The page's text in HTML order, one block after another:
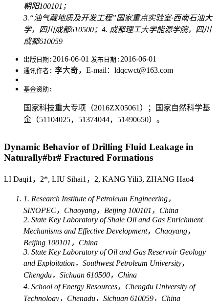
朝阳100101；
3.“油气藏地质及开发工程”国家重点实验室·西南石油大
学，四川成都610500；4. 成都理工大学能源学院，四川
成都610059
出版日期: 2016-06-01 发布日期: 2016-06-01
通讯作者: 李大奇，E-mail：ldqcwct@163.com
基金资助:
国家科技重大专项（2016ZX05061）；国家自然科学基
金（51104025，51374044，51490650）。
Dynamic Behavior of Drilling Fluid Leakage in
Naturally#br# Fractured Formations
LI Daqi1，2*, LIU Sihai1，2, KANG Yili3, ZHANG Hao4
1. Research Institute of Petroleum Engineering，
SINOPEC，Chaoyang，Beijing 100101，China
2. State Key Laboratory of Shale Oil and Gas Enrichment
Mechanisms and Effective Development，Chaoyang，
Beijing 100101，China
3. State Key Laboratory of Oil and Gas Reservoir Geology
and Exploitation，Southwest Petroleum University，
Chengdu，Sichuan 610500，China
4. School of Energy Resources，Chengdu University of
Technology，Chengdu，Sichuan 610059，China